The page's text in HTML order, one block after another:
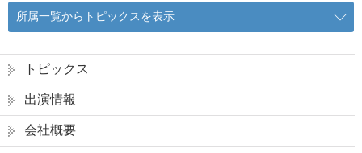
所属一覧からトピックスを表示
トピックス
出演情報
会社概要